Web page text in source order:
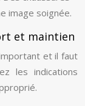
image soignée.
et maintien
et il faut
les indications